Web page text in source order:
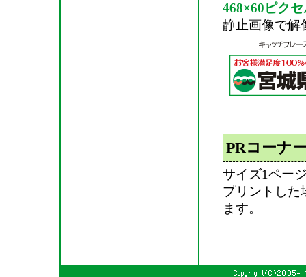
468×60ピクセ
静止画像で解
PRコーナ
サイズ1ペー
プリントした
ます。